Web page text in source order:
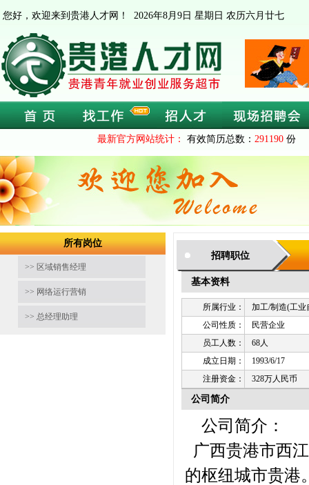
您好，欢迎来到贵港人才网！ 2026年8月9日 星期日 农历六月廿七
最新官方网站统计： 有效简历总数： 291190 份
所有岗位
>> 区域销售经理
>> 网络运行营销
>> 总经理助理
招聘职位
基本资料
所属行业：
加工/制造(工业
公司性质：
民营企业
员工人数：
68人
成立日期：
1993/6/17
注册资金：
328万人民币
公司简介
公司简介：
广西贵港市西
的枢纽城市贵港